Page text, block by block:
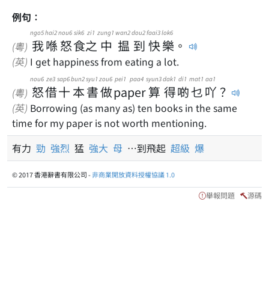
例句：
(粵) 我
ngo5
喺
hai2
怒
nou6
食
sik6
之
zi1
中
zung1
揾
wan2
到
dou2
快
faai3
樂
lok6
。
(英) I get happiness from eating a lot.
(粵) 怒
nou6
借
ze3
十
sap6
本
bun2
書
syu1
做
zou6
paper
pei1 paa4
算
syun3
得
dak1
啲
di1
乜
mat1
吖
aa1
？
(英) Borrowing (as many as) ten books in the same
time for my paper is not worth mentioning.
有力 勁 強烈 猛 強大 母 ⋯到飛起 超級 爆
© 2017 香港辭書有限公司 -非商業開放資料授權協議 1.0
舉報問題 源碼